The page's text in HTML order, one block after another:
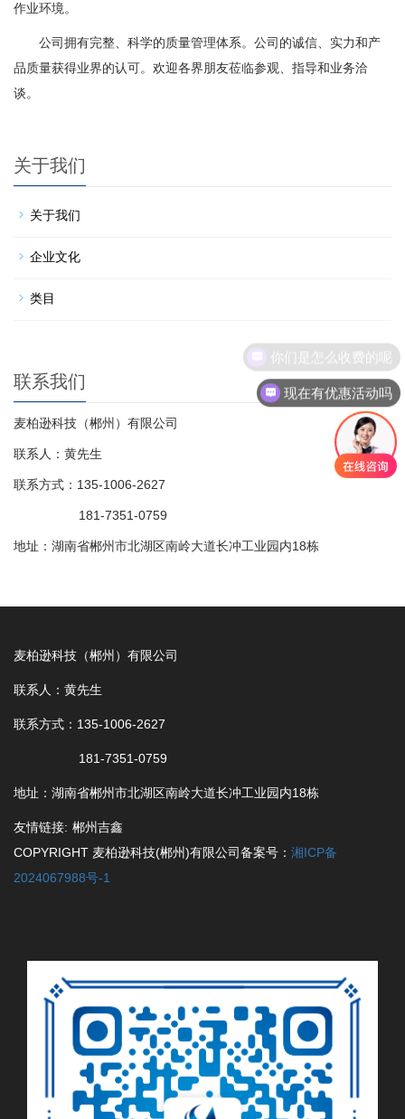
作业环境。
公司拥有完整、科学的质量管理体系。公司的诚信、实力和产
品质量获得业界的认可。欢迎各界朋友莅临参观、指导和业务洽
谈。
关于我们
关于我们
企业文化
类目
联系我们
麦柏逊科技（郴州）有限公司
联系人：黄先生
联系方式：135-1006-2627
181-7351-0759
地址：湖南省郴州市北湖区南岭大道长冲工业园内18栋
麦柏逊科技（郴州）有限公司
联系人：黄先生
联系方式：135-1006-2627
181-7351-0759
地址：湖南省郴州市北湖区南岭大道长冲工业园内18栋
友情链接: 郴州吉鑫
COPYRIGHT 麦柏逊科技(郴州)有限公司备案号： 湘ICP备
2024067988号-1
你们是怎么收费的呢
现在有优惠活动吗